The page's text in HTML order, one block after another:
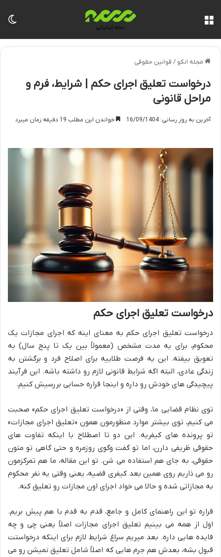
مجله انکو / قوانین حقوقی
درخواست تعلیق اجرای حکم | شرایط، فرم و
مراحل قانونی
آخرین به روز رسانی: 16/09/1404 خواندن این مطلب 19 دقیقه زمان میبرد
درخواست تعلیق اجرای حکم
درخواست تعلیق اجرای حکم به معنای اینه که اجرای مجازات یک
محکوم، برای یه مدت مشخص (معمولاً بین یک تا پنج سال) به
تعویق بیفته. این یه فرصت طلاییه برای اصلاح فرد و برگشتن به
زندگی عادی، البته اگه شرایط قانونی لازم رو داشته باشه. این فرآیند
پیچیدگی های خودش رو داره و اینجا قراره حسابی بررسیش کنیم.
توی نظام قضایی ما، وقتی از «درخواست تعلیق اجرای حکم» صحبت
می کنیم، توی بیشتر موارد منظورمون همون «تعلیق اجرای مجازات»
تو پرونده های کیفریه. این دو تا اصطلاح با اینکه تفاوت های
حقوقی ظریفی دارن، اما تو گفت وگوی روزمره و حتی گاهی تو متون
حقوقی، به جای هم استفاده می شن. تو این مقاله، ما هم تمرکزمون
رو می ذاریم روی همین بعد کیفری قضیه، یعنی وقتی یه نفر محکوم
به مجازاتی شده و حالا می خواد اجرای اون مجازات رو تعلیق کنه.
قراره تو این راهنمای کامل و جامع، قدم به قدم با هم پیش بریم.
اول از همه می بینیم تعلیق اجرای مجازات اصلاً یعنی چی و چه
فایده هایی داره. بعد میریم سراغ شرایط لازم برای اینکه درخواستت
قبول بشه، بعدش هم جرم هایی که اصلاً شامل تعلیق نمیشن رو می